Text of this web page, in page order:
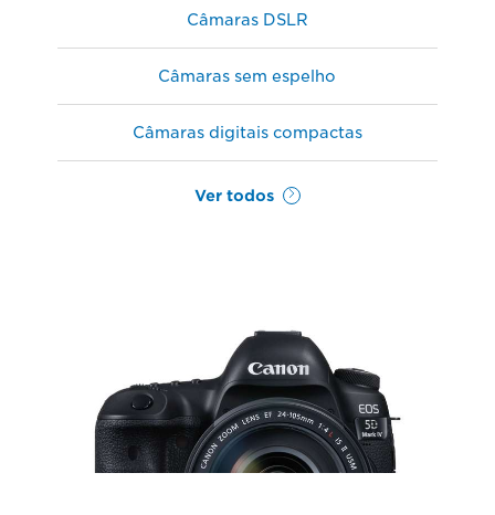
Câmaras DSLR
Câmaras sem espelho
Câmaras digitais compactas
Ver todos